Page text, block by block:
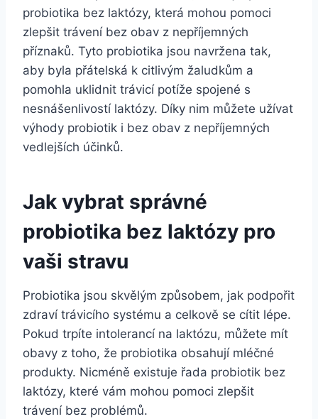
probiotika bez laktózy, která mohou pomoci
zlepšit trávení bez obav z nepříjemných
příznaků. Tyto probiotika jsou navržena tak,
aby byla přátelská k citlivým žaludkům a
pomohla uklidnit trávicí potíže spojené s
nesnášenlivostí laktózy. Díky nim můžete užívat
výhody probiotik i bez obav z nepříjemných
vedlejších účinků.
Jak vybrat správné
probiotika bez laktózy pro
vaši stravu
Probiotika jsou skvělým způsobem, jak podpořit
zdraví trávicího systému a celkově se cítit lépe.
Pokud trpíte intolerancí na laktózu, můžete mít
obavy z toho, že probiotika obsahují mléčné
produkty. Nicméně existuje řada probiotik bez
laktózy, které vám mohou pomoci zlepšit
trávení bez problémů.